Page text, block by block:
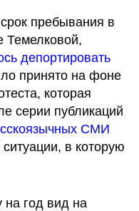
пребывания в
Темелковой,
депортировать
принято на фоне
которая
СМИ
в которую
год вид на